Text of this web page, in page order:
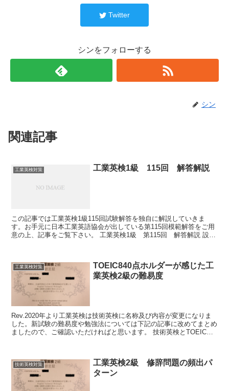
Twitter
シンをフォローする
シン
関連記事
工業英検対策 工業英検1級 115回 解答解説
この記事では工業英検1級115回試験解答を独自に解説していきま
す。お手元に日本工業英語協会が出している第115回模範解答をご用
意の上、記事をご覧下さい。 工業英検1級 第115回 解答解説 設問
工業英検対策
TOEIC840点ホルダーが感じた工
業英検2級の難易度
Rev.2020年より工業英検は技術英検に名称及び内容が変更になりま
した。新試験の難易度や勉強法については下記の記事に改めてまとめ
ましたので、ご確認いただければと思います。 技術英検とTOEICの
技術英検対策
工業英検2級 修辞問題の頻出パ
ターン